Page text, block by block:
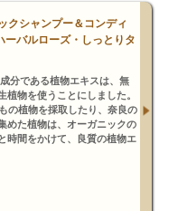
クシャンプー＆コンディ
ーバルローズ・しっとりタ
分である植物エキスは、無
植物を使うことにしました。
の植物を採取したり、奈良の
めた植物は、オーガニックの
時間をかけて、良質の植物エ